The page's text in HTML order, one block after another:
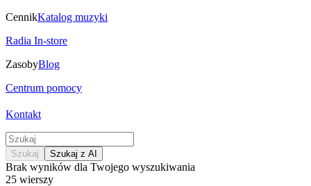
CennikKatalog muzyki
Radia In-store
ZasobyBlog
Centrum pomocy
Kontakt
Szukaj Szukaj z AI
Brak wyników dla Twojego wyszukiwania
25 wierszy